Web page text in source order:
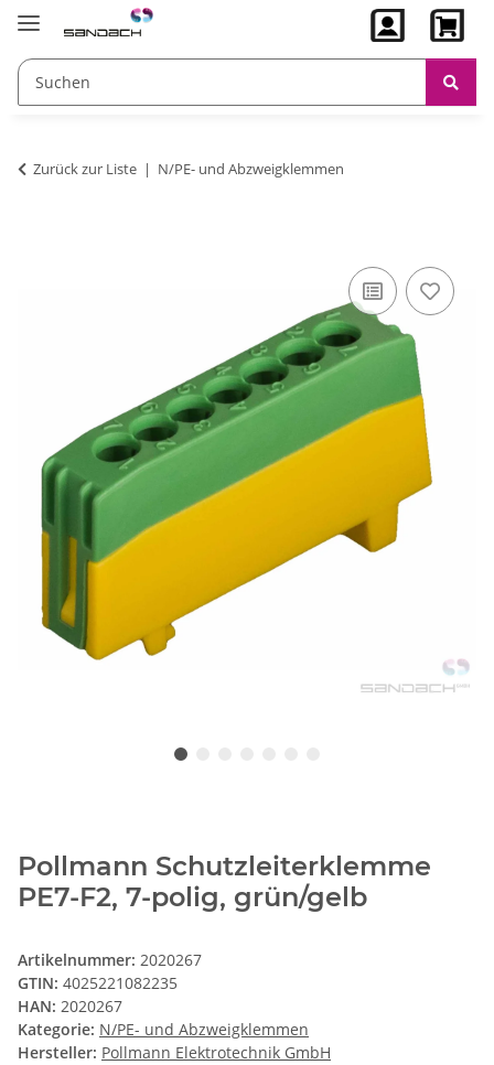
Zurück zur Liste N/PE- und Abzweigklemmen
Pollmann Schutzleiterklemme
PE7-F2, 7-polig, grün/gelb
Artikelnummer: 2020267
GTIN: 4025221082235
HAN: 2020267
Kategorie: N/PE- und Abzweigklemmen
Hersteller: Pollmann Elektrotechnik GmbH